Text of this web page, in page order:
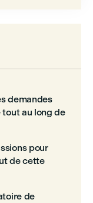
demandes
au long de
pour
de cette
de